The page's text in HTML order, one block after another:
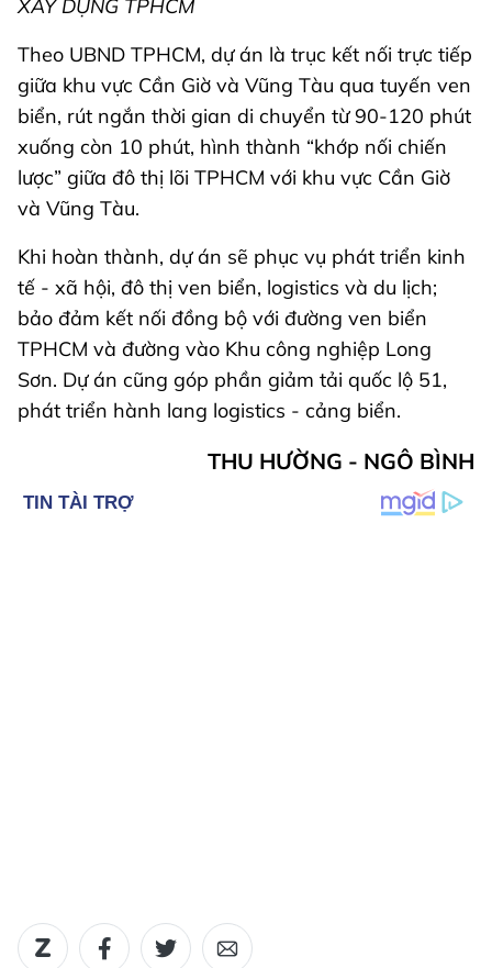
XÂY DỰNG TPHCM
Theo UBND TPHCM, dự án là trục kết nối trực tiếp
giữa khu vực Cần Giờ và Vũng Tàu qua tuyến ven
biển, rút ngắn thời gian di chuyển từ 90-120 phút
xuống còn 10 phút, hình thành “khớp nối chiến
lược” giữa đô thị lõi TPHCM với khu vực Cần Giờ
và Vũng Tàu.
Khi hoàn thành, dự án sẽ phục vụ phát triển kinh
tế - xã hội, đô thị ven biển, logistics và du lịch;
bảo đảm kết nối đồng bộ với đường ven biển
TPHCM và đường vào Khu công nghiệp Long
Sơn. Dự án cũng góp phần giảm tải quốc lộ 51,
phát triển hành lang logistics - cảng biển.
THU HƯỜNG - NGÔ BÌNH